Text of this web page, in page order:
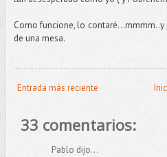
Como funcione, lo contaré…mmmm..y
de una mesa.
Entrada más reciente
33 comentarios:
Pablo dijo...